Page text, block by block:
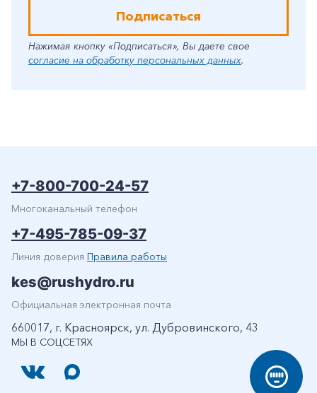
Подписаться
Нажимая кнопку «Подписаться», Вы даете свое
согласие на обработку персональных данных.
МЫ В СОЦСЕТЯХ
+7-800-700-24-57
Многоканальный телефон
+7-495-785-09-37
Линия доверия Правила работы
kes@rushydro.ru
Официальная электронная почта
660017, г. Красноярск, ул. Дубровинского, 43